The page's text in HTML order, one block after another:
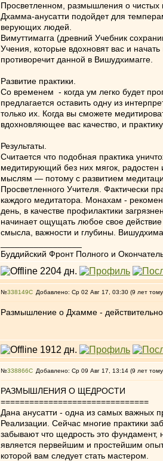
Просветленном, размышления о чистых
Дхамма-анусатти подойдет для
верующих людей.
Вимуттимагга (древний Учебник
Учения, которые вдохновят вас и
противоречит данной в Вишудхимагге.
Развитие практики.
Со временем - когда ум легко будет
предлагается оставить одну из
только их. Когда вы сможете
вдохновляющее вас качество, и
Результаты.
Считается что подобная практика
медитирующий без них мягок,
мыслям — потому с развитием
Просветленного Учителя. Фактически
каждого медитатора. Монахам -
день, в качестве профилактики
начинает ощущать любое свое
смысла, важности и глубины.
Буддийский Фронт Полного и
№338149 Добавлено: Ср 02 Авг 17, 03:30 (9 лет
Размышление о Дхамме -
№338866 Добавлено: Ср 09 Авг 17, 13:14 (9 лет
РАЗМЫШЛЕНИЯ О ЩЕДРОСТИ
===============================
Дана анусатти - одна из самых важных
Реализации. Сейчас многие практики
забывают что щедрость это
является первейшим и простейшим
которой вам следует стать мастером.